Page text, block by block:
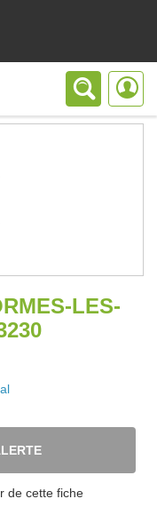
LES-
de cette fiche